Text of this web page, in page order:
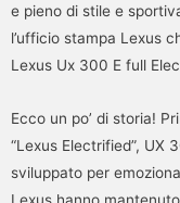
e pieno di stile e
l’ufficio stampa Lexus
Lexus Ux 300 E full
Ecco un po’ di storia!
“Lexus Electrified”,
sviluppato per
Lexus hanno